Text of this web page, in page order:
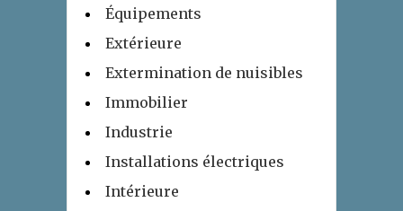
Équipements
Extérieure
Extermination de nuisibles
Immobilier
Industrie
Installations électriques
Intérieure